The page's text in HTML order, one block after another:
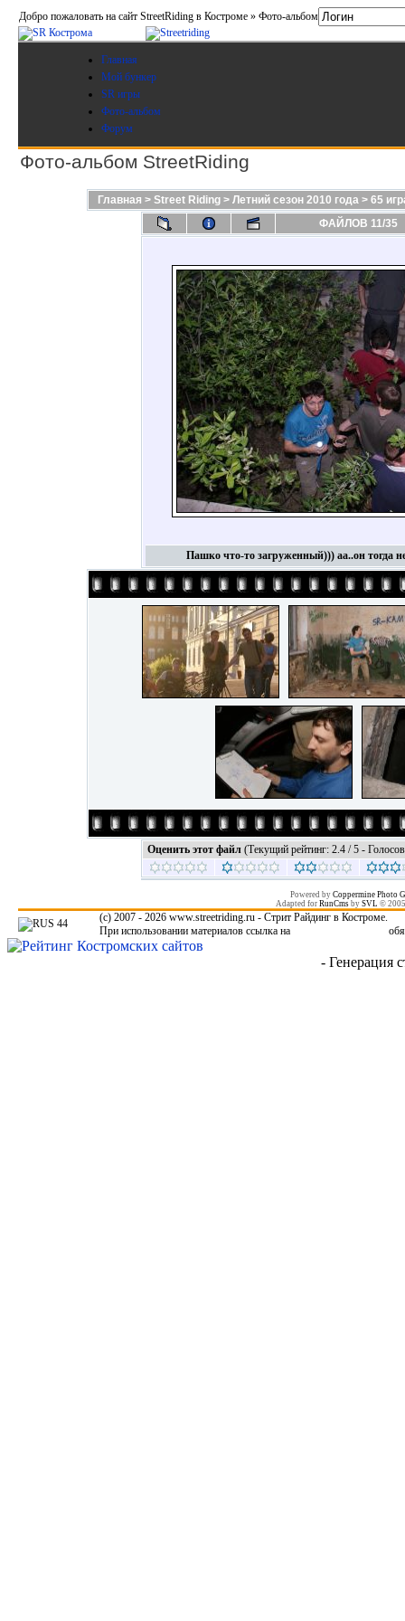
Добро пожаловать на сайт StreetRiding в Костроме » Фото-альбом
Главная
Мой бункер
SR игры
Фото-альбом
Форум
Фото-альбом StreetRiding
Главная > Street Riding> Летний сезон 2010 года> 65
ФАЙЛОВ 11/35
Пашко что-то загруженный))) аа..он тогда
Оценить этот файл (Текущий рейтинг: 2.4 / 5 -
Powered by Coppermine Photo
Adapted for RunCmsby SVL ©
(c) 2007 - 2026 www.streetriding.ru - Стрит Райдинг в Костроме.
При использовании материалов ссылка на
- Генерация